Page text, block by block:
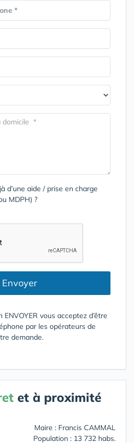
*
d’une aide / prise en charge
MDPH) ?
Envoyer
vous acceptez d’être
par les opérateurs de
demande.
et à proximité
Maire : Francis CAMMAL
Population : 13 732 habs.